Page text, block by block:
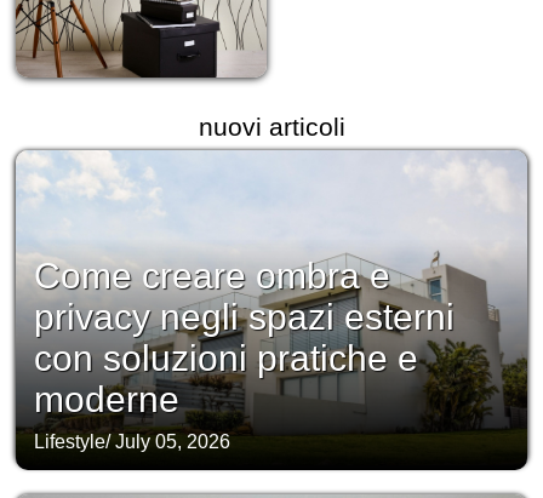
nuovi articoli
Come creare ombra e
privacy negli spazi esterni
con soluzioni pratiche e
moderne
Lifestyle/July 05, 2026